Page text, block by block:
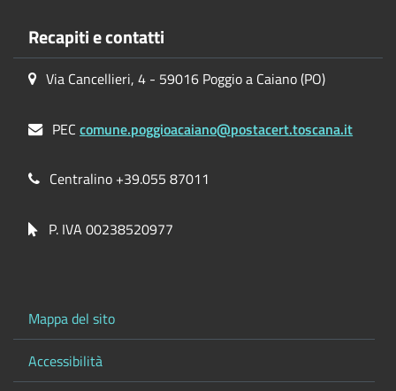
Recapiti e contatti
Via Cancellieri, 4 - 59016 Poggio a Caiano (PO)
PECcomune.poggioacaiano@postacert.toscana.it
Centralino +39.055 87011
P. IVA 00238520977
Mappa del sito
Accessibilità